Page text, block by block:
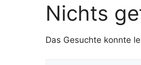
Nichts
Das Gesuchte konnte